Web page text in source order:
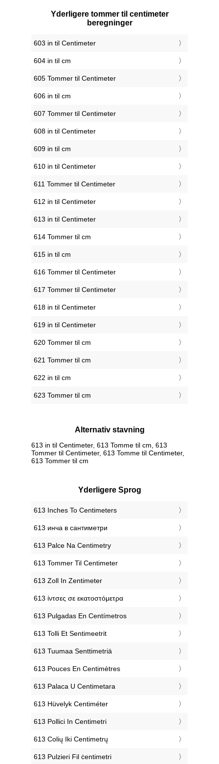
Yderligere tommer til centimeter
beregninger
603 in til Centimeter
604 in til cm
605 Tommer til Centimeter
606 in til cm
607 Tommer til Centimeter
608 in til Centimeter
609 in til cm
610 in til Centimeter
611 Tommer til Centimeter
612 in til Centimeter
613 in til Centimeter
614 Tommer til cm
615 in til cm
616 Tommer til Centimeter
617 Tommer til Centimeter
618 in til Centimeter
619 in til Centimeter
620 Tommer til cm
621 Tommer til cm
622 in til cm
623 Tommer til cm
Alternativ stavning
613 in til Centimeter, 613 Tomme til cm, 613
Tommer til Centimeter, 613 Tomme til Centimeter,
613 Tommer til cm
Yderligere Sprog
‎613 Inches To Centimeters
‎613 инча в сантиметри
‎613 Palce Na Centimetry
‎613 Tommer Til Centimeter
‎613 Zoll In Zentimeter
‎613 ίντσες σε εκατοστόμετρα
‎613 Pulgadas En Centímetros
‎613 Tolli Et Sentimeetrit
‎613 Tuumaa Senttimetriä
‎613 Pouces En Centimètres
‎613 Palaca U Centimetara
‎613 Hüvelyk Centiméter
‎613 Pollici In Centimetri
‎613 Colių Iki Centimetrų
‎613 Pulzieri Fil ċentimetri